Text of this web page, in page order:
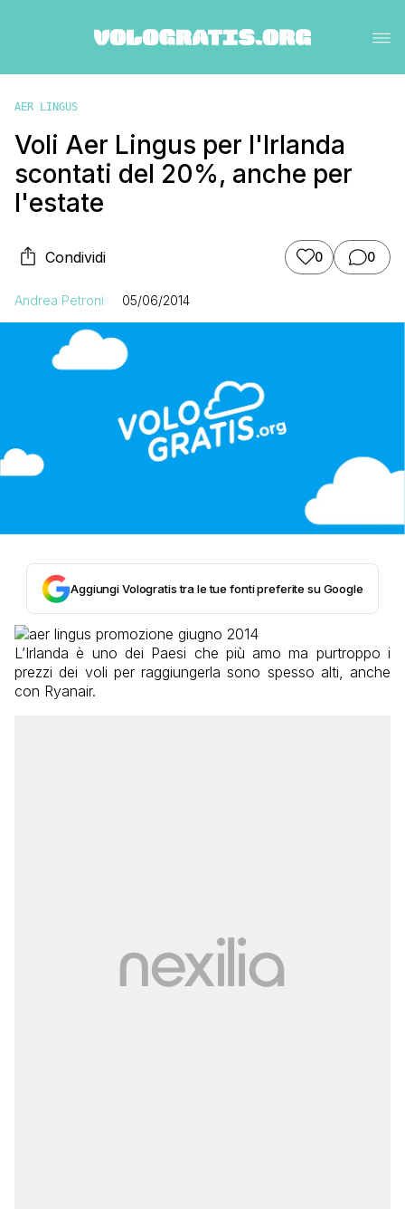
AER LINGUS
Voli Aer Lingus per l'Irlanda
scontati del 20%, anche per
l'estate
Condividi 0 0
Andrea Petroni 05/06/2014
Aggiungi Vologratis tra le tue fonti preferite su Google
L’Irlanda è uno dei Paesi che più amo ma purtroppo i
prezzi dei voli per raggiungerla sono spesso alti, anche
con Ryanair.